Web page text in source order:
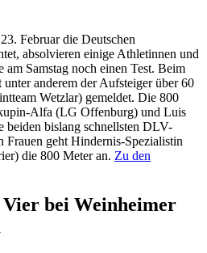
Februar die Deutschen
absolvieren einige Athletinnen und
am Samstag noch einen Test. Beim
anderem der Aufsteiger über 60
Wetzlar) gemeldet. Die 800
Alfa (LG Offenburg) und Luis
bislang schnellsten DLV-
Frauen geht Hindernis-Spezialistin
die 800 Meter an. Zu den
Vier bei Weinheimer